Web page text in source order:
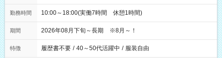
勤務時間 10:00～18:00(実働7時間 休憩1時間)
期間 2026年08月下旬～長期 ※8月～！
特徴 履歴書不要 / 40～50代活躍中 / 服装自由